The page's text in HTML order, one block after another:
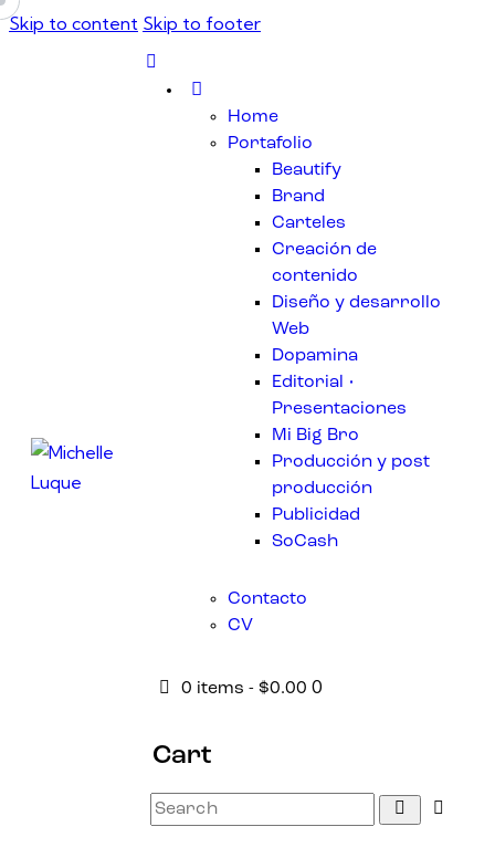
Skip to content Skip to footer
Home
Portafolio
Beautify
Brand
Carteles
Creación de
contenido
Diseño y desarrollo
Web
Dopamina
Editorial •
Presentaciones
Mi Big Bro
Producción y post
producción
Publicidad
SoCash
Contacto
CV
0 items -$0.00 0
Cart